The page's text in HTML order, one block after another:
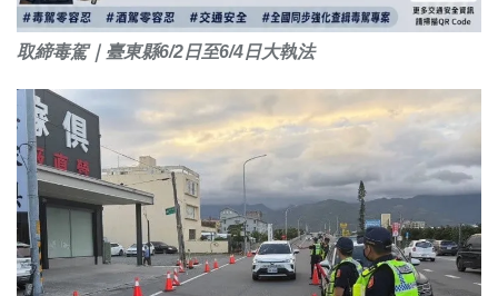
取締毒駕｜臺東縣6/2日至6/4日大執法